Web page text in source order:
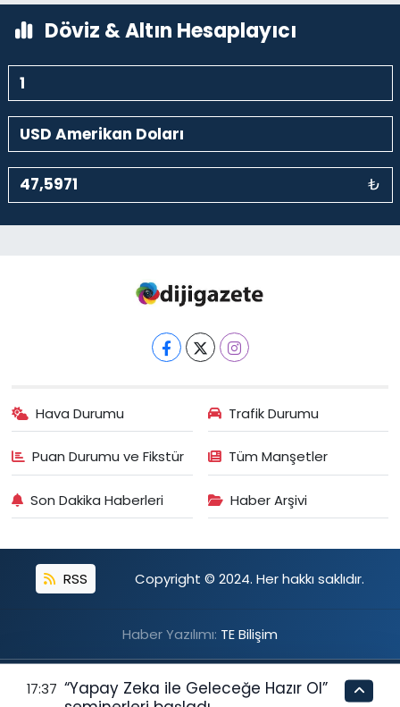
Döviz & Altın Hesaplayıcı
₺
Hava Durumu Trafik Durumu
Puan Durumu ve Fikstür Tüm Manşetler
Son Dakika Haberleri Haber Arşivi
RSS Copyright © 2024. Her hakkı saklıdır.
Haber Yazılımı: TE Bilişim
17:37 “Yapay Zeka ile Geleceğe Hazır Ol”